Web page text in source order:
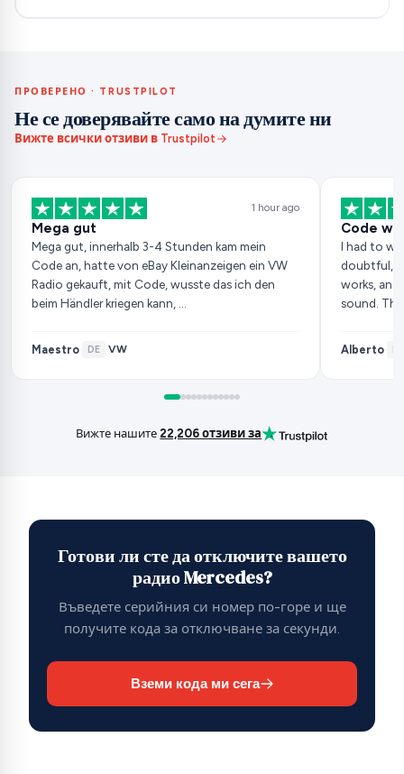
ПРОВЕРЕНО · TRUSTPILOT
Не се доверявайте само на думите ни
Вижте всички отзиви в Trustpilot
1 hour ago
Mega gut
Mega gut, innerhalb 3-4 Stunden kam mein
Code an, hatte von eBay Kleinanzeigen ein VW
Radio gekauft, mit Code, wusste das ich den
beim Händler kriegen kann, …
Maestro· DE ·VW
Code
I had to
doubtful,
works, and
sound.
Alberto·
Вижте нашите22,206 отзиви за
Готови ли сте да отключите вашето
радио Mercedes?
Въведете серийния си номер по-горе и ще
получите кода за отключване за секунди.
Вземи кода ми сега